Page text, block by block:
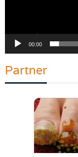
00:00
Partner